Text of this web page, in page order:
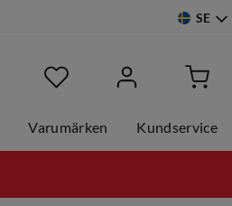
SE
Varumärken Kundservice